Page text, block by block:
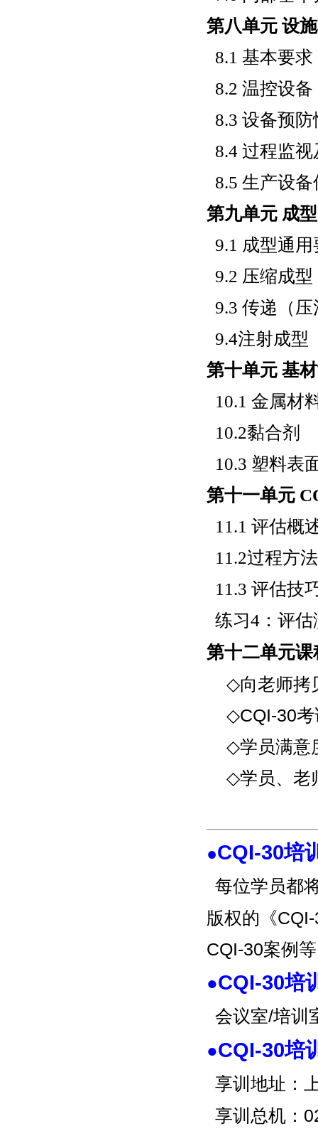
第八单元 设
8.1 基本要求
8.2 温控设备
8.3 设备预
8.4 过程监
8.5 生产设
第九单元 成型
9.1 成型通用
9.2 压缩成型
9.3 传递（
9.4注射成型
第十单元 基
10.1 金属材
10.2黏合剂
10.3 塑料表
第十一单元
11.1 评估概
11.2过程方
11.3 评估技
练习4：评估
第十二单元课
◇向老师拷
◇CQI-30考
◇学员满意
◇学员、老
●CQI-30培
每位学员都
版权的《
CQI-30案例
●CQI-30培
会议室/培训
●CQI-30培
享训地址：
享训总机：